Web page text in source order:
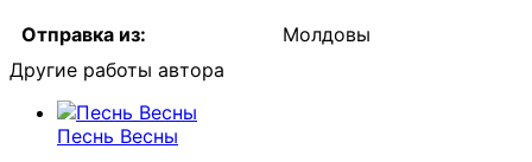
Отправка из:
Молдовы
Другие работы автора
Песнь Весны